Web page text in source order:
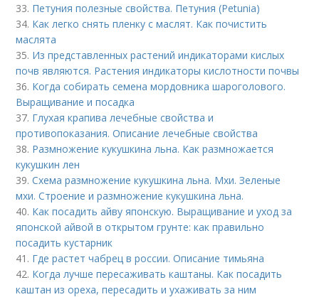
33. Петуния полезные свойства. Петуния (Petunia)
34. Как легко снять пленку с маслят. Как почистить
маслята
35. Из представленных растений индикаторами кислых
почв являются. Растения индикаторы кислотности почвы
36. Когда собирать семена мордовника шароголового.
Выращивание и посадка
37. Глухая крапива лечебные свойства и
противопоказания. Описание лечебные свойства
38. Размножение кукушкина льна. Как размножается
кукушкин лен
39.Схема размножение кукушкина льна. Мхи. Зеленые
мхи. Строение и размножение кукушкина льна.
40. Как посадить айву японскую. Выращивание и уход за
японской айвой в открытом грунте: как правильно
посадить кустарник
41. Где растет чабрец в россии. Описание тимьяна
42. Когда лучше пересаживать каштаны. Как посадить
каштан из ореха, пересадить и ухаживать за ним